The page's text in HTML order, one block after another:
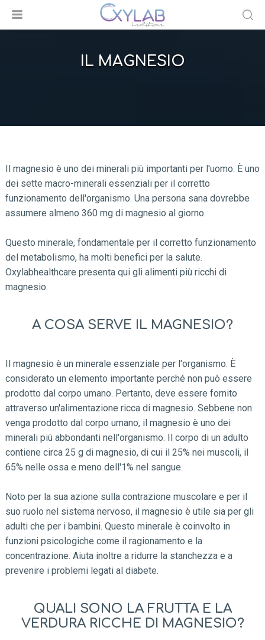
IL MAGNESIO
Il magnesio è uno dei minerali più importanti per l'uomo. È uno
dei sette macro-minerali essenziali per il corretto
funzionamento dell'organismo. Una persona sana dovrebbe
assumere almeno 360 mg di magnesio al giorno.
Questo minerale, fondamentale per il corretto funzionamento
del metabolismo, ha molti benefici per la salute.
Oxylabhealthcare presenta qui gli alimenti più ricchi di
magnesio.
A COSA SERVE IL MAGNESIO?
Il magnesio è un minerale essenziale per l'organismo. È
considerato un elemento importante perché non può essere
prodotto dal corpo umano. Pertanto, deve essere fornito
attraverso un'alimentazione ricca di magnesio. Sebbene non
venga prodotto dal corpo umano, il magnesio è uno dei
minerali più abbondanti nell'organismo. Il corpo di un adulto
contiene circa 25 g di magnesio, di cui il 25% nei muscoli, il
65% nelle ossa e meno dell'1% nel sangue.
Noto per la sua azione sulla contrazione muscolare e per il
suo ruolo nel sistema nervoso, il magnesio è utile sia per gli
adulti che per i bambini. Questo minerale è coinvolto in
funzioni psicologiche come il ragionamento e la
concentrazione. Aiuta inoltre a ridurre la stanchezza e a
prevenire i problemi legati al diabete.
QUALI SONO LA FRUTTA E LA
VERDURA RICCHE DI MAGNESIO?